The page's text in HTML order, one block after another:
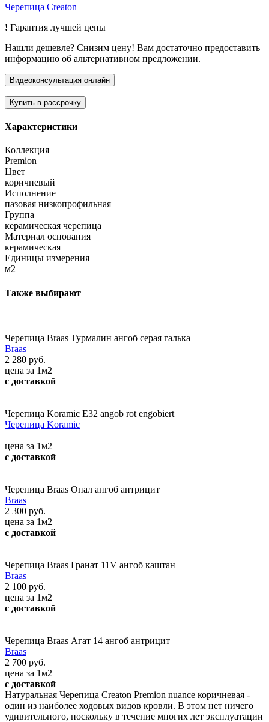
Черепица Creaton
! Гарантия лучшей цены
Нашли дешевле? Снизим цену! Вам достаточно предоставить
информацию об альтернативном предложении.
Характеристики
Коллекция
Premion
Цвет
коричневый
Исполнение
пазовая низкопрофильная
Группа
керамическая черепица
Материал основания
керамическая
Единицы измерения
м2
Также выбирают
Черепица Braas Турмалин ангоб серая галька
Braas
2 280 руб.
цена за 1м2
с доставкой
Черепица Koramic E32 angob rot engobiert
Черепица Koramic
цена за 1м2
с доставкой
Черепица Braas Опал ангоб антрицит
Braas
2 300 руб.
цена за 1м2
с доставкой
Черепица Braas Гранат 11V ангоб каштан
Braas
2 100 руб.
цена за 1м2
с доставкой
Черепица Braas Агат 14 ангоб антрицит
Braas
2 700 руб.
цена за 1м2
с доставкой
Натуральная Черепица Creaton Premion nuance коричневая -
один из наиболее ходовых видов кровли. В этом нет ничего
удивительного, поскольку в течение многих лет эксплуатации